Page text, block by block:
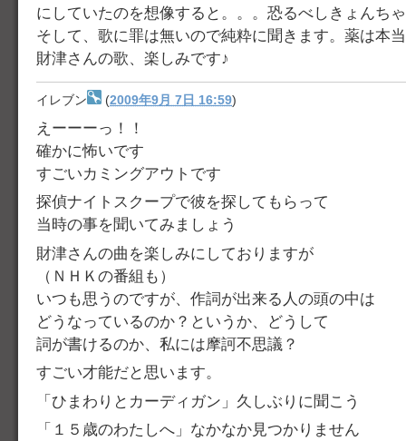
にしていたのを想像すると。。。恐るべしきょんち
そして、歌に罪は無いので純粋に聞きます。薬は本
財津さんの歌、楽しみです♪
イレブン (2009年9月 7日 16:59)
えーーーっ！！
確かに怖いです
すごいカミングアウトです
探偵ナイトスクープで彼を探してもらって
当時の事を聞いてみましょう
財津さんの曲を楽しみにしておりますが
（ＮＨＫの番組も）
いつも思うのですが、作詞が出来る人の頭の中は
どうなっているのか？というか、どうして
詞が書けるのか、私には摩訶不思議？
すごい才能だと思います。
「ひまわりとカーディガン」久しぶりに聞こう
「１５歳のわたしへ」なかなか見つかりません